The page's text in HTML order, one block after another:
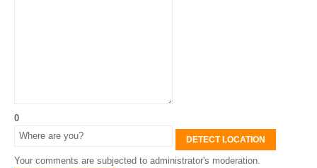
0
DETECT LOCATION
Your comments are subjected to administrator's moderation.